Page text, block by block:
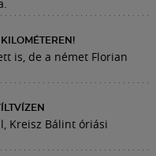
is, de a német Florian
Kreisz Bálint óriási